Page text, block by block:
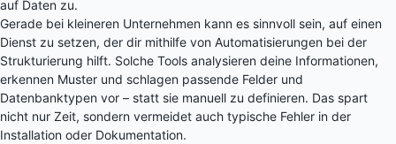
auf Daten zu.
Gerade bei kleineren Unternehmen kann es sinnvoll sein, auf einen
Dienst zu setzen, der dir mithilfe von Automatisierungen bei der
Strukturierung hilft. Solche Tools analysieren deine Informationen,
erkennen Muster und schlagen passende Felder und
Datenbanktypen vor – statt sie manuell zu definieren. Das spart
nicht nur Zeit, sondern vermeidet auch typische Fehler in der
Installation oder Dokumentation.